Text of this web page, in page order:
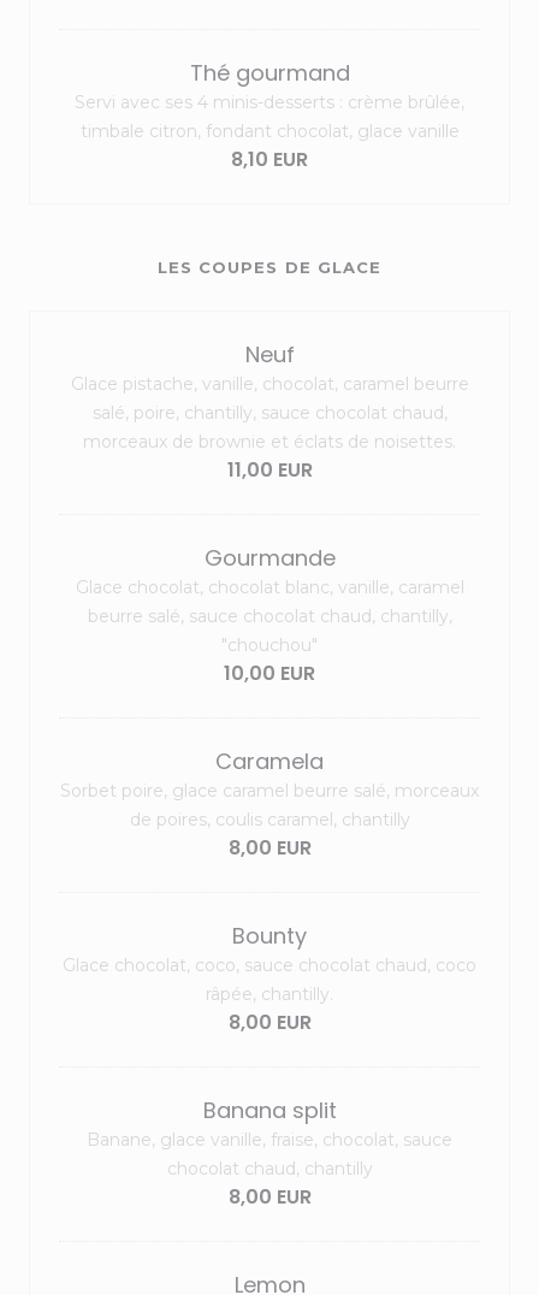
Thé gourmand
Servi avec ses 4 minis-desserts : crème brûlée,
timbale citron, fondant chocolat, glace vanille
8,10 EUR
LES COUPES DE GLACE
Neuf
Glace pistache, vanille, chocolat, caramel beurre
salé, poire, chantilly, sauce chocolat chaud,
morceaux de brownie et éclats de noisettes.
11,00 EUR
Gourmande
Glace chocolat, chocolat blanc, vanille, caramel
beurre salé, sauce chocolat chaud, chantilly,
"chouchou"
10,00 EUR
Caramela
Sorbet poire, glace caramel beurre salé, morceaux
de poires, coulis caramel, chantilly
8,00 EUR
Bounty
Glace chocolat, coco, sauce chocolat chaud, coco
râpée, chantilly.
8,00 EUR
Banana split
Banane, glace vanille, fraise, chocolat, sauce
chocolat chaud, chantilly
8,00 EUR
Lemon